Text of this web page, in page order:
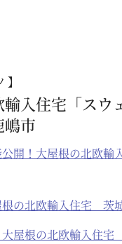
入住宅「スウ
嶋市
公開！大屋根の北欧
根の北欧輸入住宅 茨
大屋根の北欧輸入住